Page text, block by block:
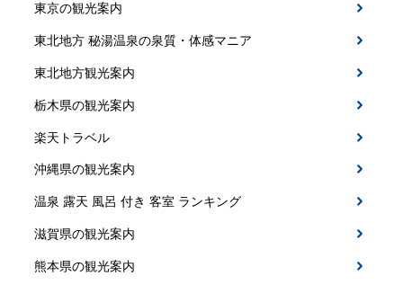
東京の観光案内
東北地方 秘湯温泉の泉質・体感マニア
東北地方観光案内
栃木県の観光案内
楽天トラベル
沖縄県の観光案内
温泉 露天 風呂 付き 客室 ランキング
滋賀県の観光案内
熊本県の観光案内